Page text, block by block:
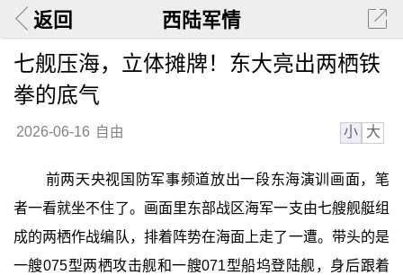
返回 西陆军情
七舰压海，立体摊牌！东大亮出两栖铁
拳的底气
2026-06-16 自由 小 大
前两天央视国防军事频道放出一段东海演训画面，笔
者一看就坐不住了。画面里东部战区海军一支由七艘舰艇组
成的两栖作战编队，排着阵势在海面上走了一遭。带头的是
一艘075型两栖攻击舰和一艘071型船坞登陆舰，身后跟着